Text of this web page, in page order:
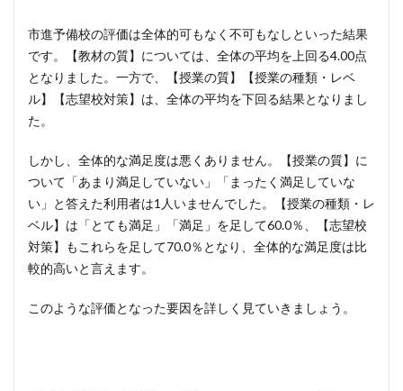
市進予備校の評価は全体的可もなく不可もなしといった結果
です。【教材の質】については、全体の平均を上回る4.00点
となりました。一方で、【授業の質】【授業の種類・レベ
ル】【志望校対策】は、全体の平均を下回る結果となりまし
た。
しかし、全体的な満足度は悪くありません。【授業の質】に
ついて「あまり満足していない」「まったく満足していな
い」と答えた利用者は1人いませんでした。【授業の種類・レ
ベル】は「とても満足」「満足」を足して60.0％、【志望校
対策】もこれらを足して70.0％となり、全体的な満足度は比
較的高いと言えます。
このような評価となった要因を詳しく見ていきましょう。